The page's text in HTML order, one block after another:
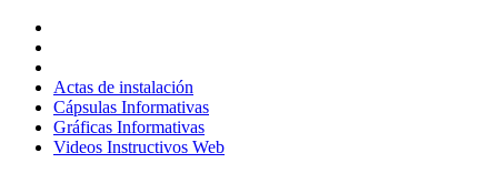
contenido
Actas de instalación
Cápsulas Informativas
Gráficas Informativas
Videos Instructivos Web